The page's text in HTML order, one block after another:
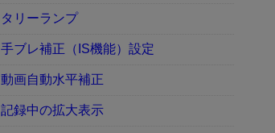
タリーランプ
手ブレ補正（IS機能）設定
動画自動水平補正
記録中の拡大表示